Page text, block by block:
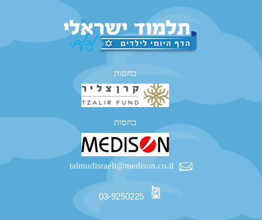
בחסות
בחסות
talmudisraeli@medison.co.il
03-9250225